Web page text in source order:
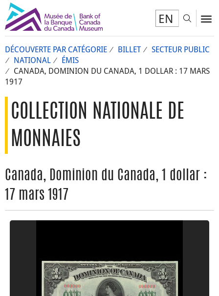
EN
DÉCOUVERTE PAR CATÉGORIE BILLET
SECTEUR PUBLIC
NATIONAL
ÉMIS
CANADA, DOMINION DU CANADA, 1 DOLLAR : 17 MARS
1917
COLLECTION NATIONALE DE
MONNAIES
Canada, Dominion du Canada, 1 dollar :
17 mars 1917